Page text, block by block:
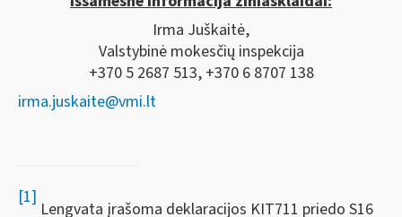
Irma Juškaitė,
Valstybinė mokesčių inspekcija
+370 5 2687 513, +370 6 8707 138
irma.juskaite@vmi.lt
[1]
Lengvata įrašoma deklaracijos KIT711 priedo S16